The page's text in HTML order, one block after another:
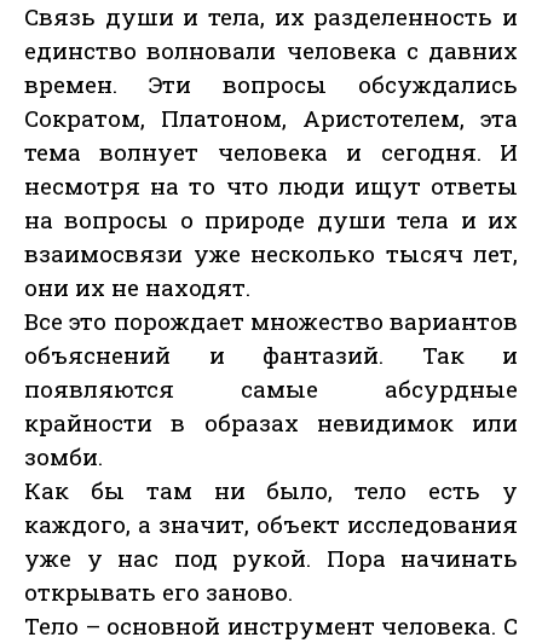
Связь души и тела, их разделенность и
единство волновали человека с давних
времен. Эти вопросы обсуждались
Сократом, Платоном, Аристотелем, эта
тема волнует человека и сегодня. И
несмотря на то что люди ищут ответы
на вопросы о природе души тела и их
взаимосвязи уже несколько тысяч лет,
они их не находят.
Все это порождает множество вариантов
объяснений и фантазий. Так и
появляются самые абсурдные
крайности в образах невидимок или
зомби.
Как бы там ни было, тело есть у
каждого, а значит, объект исследования
уже у нас под рукой. Пора начинать
открывать его заново.
Тело – основной инструмент человека. С